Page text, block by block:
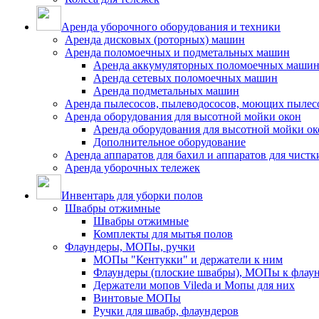
Аренда уборочного оборудования и техники
Аренда дисковых (роторных) машин
Аренда поломоечных и подметальных машин
Аренда аккумуляторных поломоечных машин
Аренда сетевых поломоечных машин
Аренда подметальных машин
Аренда пылесосов, пылеводососов, моющих
Аренда оборудования для высотной мойки окон
Аренда оборудования для высотной мойки
Дополнительное оборудование
Аренда аппаратов для бахил и аппаратов для
Аренда уборочных тележек
Инвентарь для уборки полов
Швабры отжимные
Швабры отжимные
Комплекты для мытья полов
Флаундеры, МОПы, ручки
МОПы "Кентукки" и держатели к ним
Флаундеры (плоские швабры), МОПы к
Держатели мопов Vileda и Мопы для них
Винтовые МОПы
Ручки для швабр, флаундеров